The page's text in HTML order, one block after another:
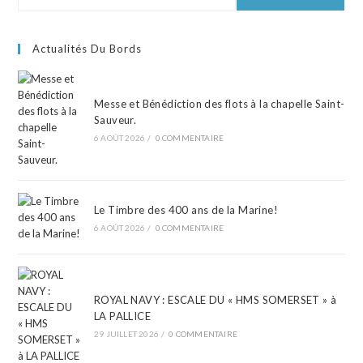
Actualités Du Bords
Messe et Bénédiction des flots à la chapelle Saint-
Sauveur.
6 AOÛT 2026 / 0 COMMENTAIRE
Le Timbre des 400 ans de la Marine!
6 AOÛT 2026 / 0 COMMENTAIRE
ROYAL NAVY : ESCALE DU « HMS SOMERSET » à
LA PALLICE
29 JUILLET 2026 / 0 COMMENTAIRE